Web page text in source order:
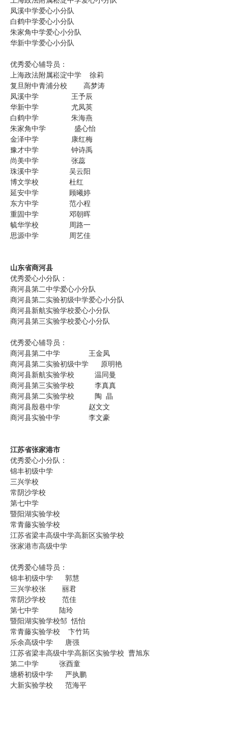
凤溪中学爱心小分队
白鹤中学爱心小分队
朱家角中学爱心小分队
华新中学爱心小分队
优秀爱心辅导员：
上海政法附属崧淀中学 徐莉
复旦附中青浦分校 高梦涛
凤溪中学 王予辰
华新中学 尤凤英
白鹤中学 朱海燕
朱家角中学 盛心怡
金泽中学 康红梅
豫才中学 钟诗禹
尚美中学 张蕊
珠溪中学 吴云阳
博文学校 杜红
延安中学 顾曦婷
东方中学 范小程
重固中学 邓朝晖
毓华学校 周路一
思源中学 周艺佳
山东省商河县
优秀爱心小分队：
商河县第二中学爱心小分队
商河县第二实验初级中学爱心小分队
商河县新航实验学校爱心小分队
商河县第三实验学校爱心小分队
优秀爱心辅导员：
商河县第二中学 王金凤
商河县第二实验初级中学 原明艳
商河县新航实验学校 温同曼
商河县第三实验学校 李真真
商河县第二实验学校 陶 晶
商河县殷巷中学 赵文文
商河县实验中学 李文豪
江苏省张家港市
优秀爱心小分队：
锦丰初级中学
三兴学校
常阴沙学校
第七中学
暨阳湖实验学校
常青藤实验学校
江苏省梁丰高级中学高新区实验学校
张家港市高级中学
优秀爱心辅导员：
锦丰初级中学 郭慧
三兴学校张 丽君
常阴沙学校 范佳
第七中学 陆玲
暨阳湖实验学校邹 恬怡
常青藤实验学校 卞竹筠
乐余高级中学 唐强
江苏省梁丰高级中学高新区实验学校 曹旭东
第二中学 张酉童
塘桥初级中学 严执鹏
大新实验学校 范海平